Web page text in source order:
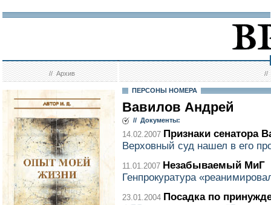
//Архив //
ПЕРСОНЫ НОМЕРА
Вавилов Андрей
// Документы:
14.02.2007 Признаки сенатора
Верховный суд нашел в его
11.01.2007 Незабываемый МиГ
Генпрокуратура
23.01.2004 Посадка по